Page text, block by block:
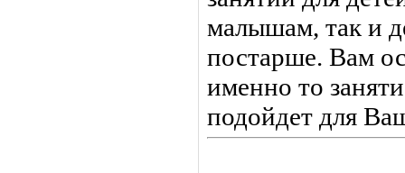
малышам, так и
постарше. Вам
именно то
подойдет для